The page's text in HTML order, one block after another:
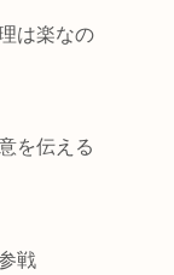
は楽なの
を伝える
戦